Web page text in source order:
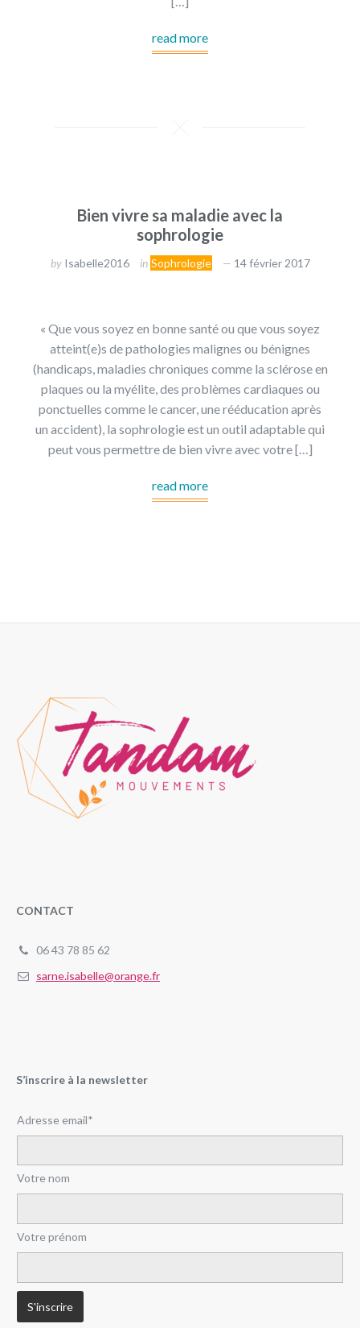
read more
Bien vivre sa maladie avec la
sophrologie
by Isabelle2016 in Sophrologie 14 février 2017
« Que vous soyez en bonne santé ou que vous soyez
atteint(e)s de pathologies malignes ou bénignes
(handicaps, maladies chroniques comme la sclérose en
plaques ou la myélite, des problèmes cardiaques ou
ponctuelles comme le cancer, une rééducation après
un accident), la sophrologie est un outil adaptable qui
peut vous permettre de bien vivre avec votre […]
read more
CONTACT
06 43 78 85 62
sarne.isabelle@orange.fr
S’inscrire à la newsletter
Adresse email*
Votre nom
Votre prénom